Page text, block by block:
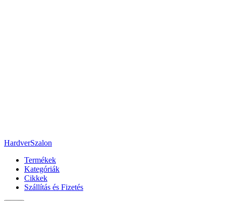
HardverSzalon
Termékek
Kategóriák
Cikkek
Szállítás és Fizetés